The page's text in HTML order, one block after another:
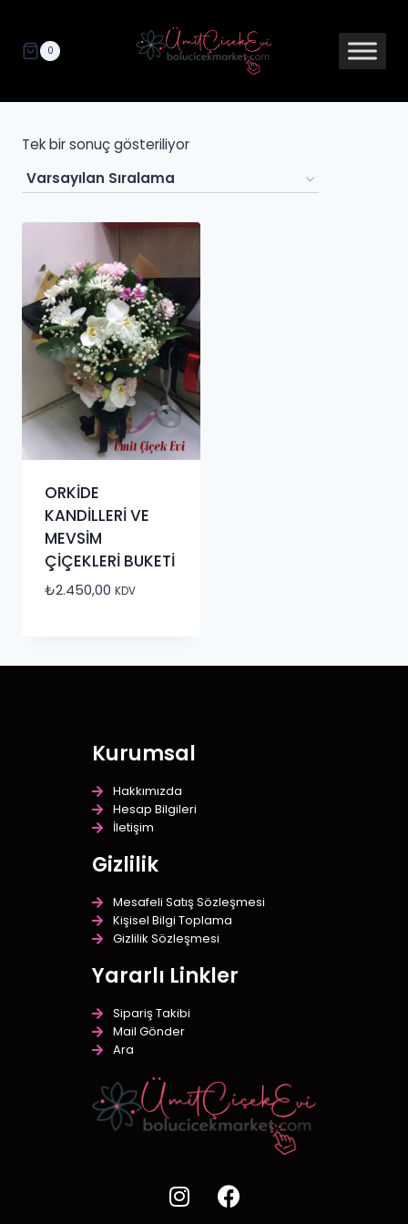
0
Tek bir sonuç gösteriliyor
ORKİDE
KANDİLLERİ VE
MEVSİM
ÇİÇEKLERİ BUKETİ
₺2.450,00 KDV
Kurumsal
Hakkımızda
Hesap Bilgileri
İletişim
Gizlilik
Mesafeli Satış Sözleşmesi
Kişisel Bilgi Toplama
Gizlilik Sözleşmesi
Yararlı Linkler
Sipariş Takibi
Mail Gönder
Ara